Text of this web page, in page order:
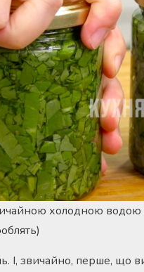
холодною водою
І, звичайно, перше, що